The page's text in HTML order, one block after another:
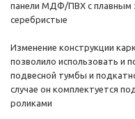
панели МДФ/ПВХ с плавным
серебристые
Изменение конструкции
позволило использовать и
подвесной тумбы и
случае он комплектуется
роликами